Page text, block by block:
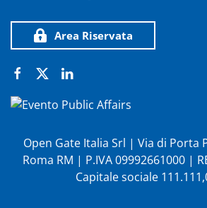
Area Riservata
Open Gate Italia Srl | Via di Porta
Roma RM | P.IVA 09992661000 |
Capitale sociale